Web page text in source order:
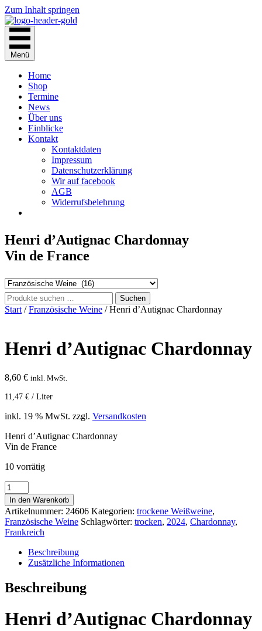
Zum Inhalt springen
Menü
Home
Shop
Termine
News
Über uns
Einblicke
Kontakt
Kontaktdaten
Impressum
Datenschutzerklärung
Wir auf facebook
AGB
Widerrufsbelehrung
Henri d’Autignac Chardonnay
Vin de France
Suchen
nach:
Suchen
Start /Französische Weine / Henri d’Autignac Chardonnay
Henri d’Autignac Chardonnay
8,60 € inkl. MwSt.
11,47 € / Liter
inkl. 19 % MwSt. zzgl. Versandkosten
Henri d’Autignac Chardonnay
Vin de France
10 vorrätig
Henri
d'Autignac
Chardonnay
Menge
In den Warenkorb
Artikelnummer: 24606 Kategorien: trockene Weißweine,
Französische Weine Schlagwörter: trocken, 2024, Chardonnay,
Frankreich
Beschreibung
Zusätzliche Informationen
Beschreibung
Henri d’Autignac Chardonnay